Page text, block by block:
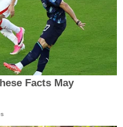
Facts May